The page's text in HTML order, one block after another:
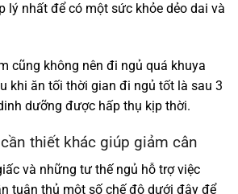
lý nhất để có một sức khỏe dẻo dai và
cũng không nên đi ngủ quá khuya
khi ăn tối thời gian đi ngủ tốt là sau 3
dưỡng được hấp thụ kịp thời.
thiết khác giúp giảm cân
và những tư thế ngủ hỗ trợ việc
tuân thủ một số chế độ dưới đây để